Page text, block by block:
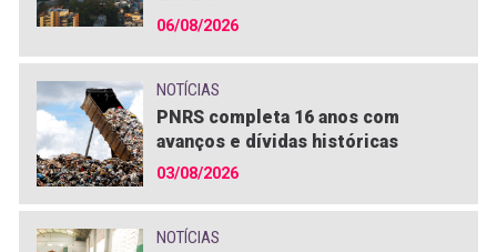
06/08/2026
NOTÍCIAS
PNRS completa 16 anos com
avanços e dívidas históricas
03/08/2026
NOTÍCIAS